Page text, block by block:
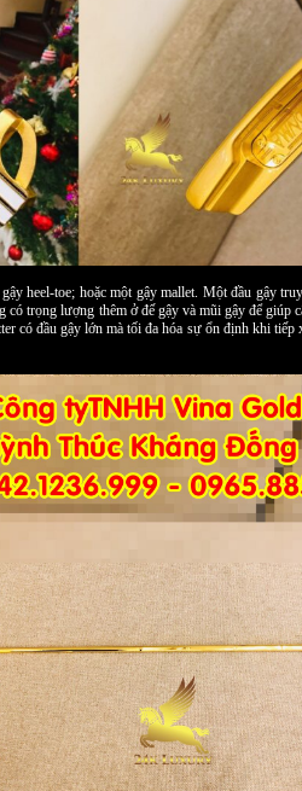
heel-toe; hoặc một gậy mallet. Một đầu gậy
trọng lượng thêm ở đế gậy và mũi gậy để giúp
có đầu gậy lớn mà tối đa hóa sự ổn định khi